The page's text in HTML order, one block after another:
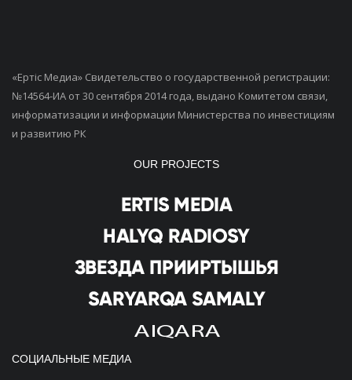
«Ертiс Медиа» Свидетельство о государственной регистрации:
№14564-ИА от 30 сентября 2014 года, выдано Комитетом связи,
информатизации и информации Министерства по инвестициям
и развитию РК
OUR PROJECTS
СОЦИАЛЬНЫЕ МЕДИА